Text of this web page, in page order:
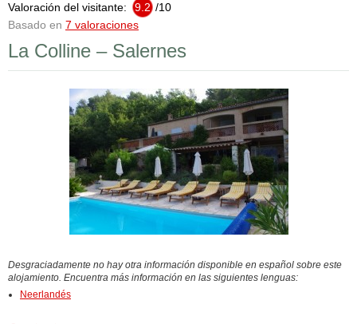
Valoración del visitante:
9.2 /10
Basado en 7 valoraciones
La Colline – Salernes
Desgraciadamente no hay otra información disponible en español sobre este
alojamiento. Encuentra más información en las siguientes lenguas:
Neerlandés